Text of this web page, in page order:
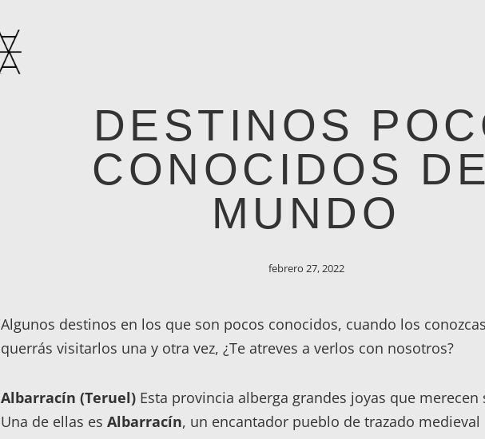
DESTINOS
CONOCIDOS
MUNDO
febrero 27, 2022
Algunos destinos en los que son pocos conocidos, cuando los
querrás visitarlos una y otra vez, ¿Te atreves a verlos con nosotros?
Albarracín (Teruel) Esta provincia alberga grandes joyas que merecen
Una de ellas es Albarracín, un encantador pueblo de trazado medieval